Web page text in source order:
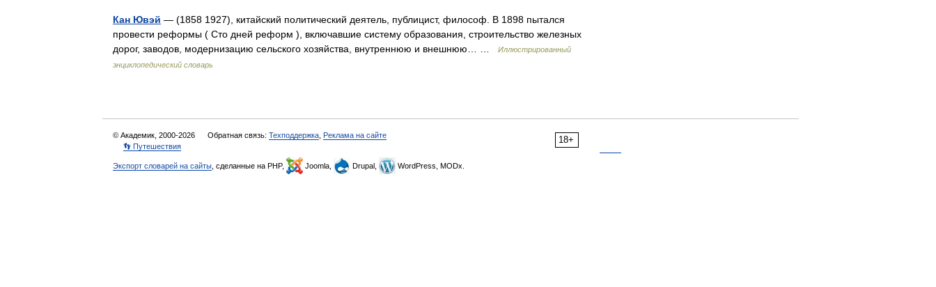
Кан Ювэй — (1858 1927), китайский политический деятель, публицист, философ. В 1898 пытался
провести реформы ( Сто дней реформ ), включавшие систему образования, строительство железных
дорог, заводов, модернизацию сельского хозяйства, внутреннюю и внешнюю… …
Иллюстрированный
энциклопедический словарь
18+
© Академик, 2000-2026 Обратная связь: Техподдержка Реклама на сайте
👣 Путешествия
Экспорт словарей на сайты , сделанные на PHP, Joomla, Drupal, WordPress, MODx.